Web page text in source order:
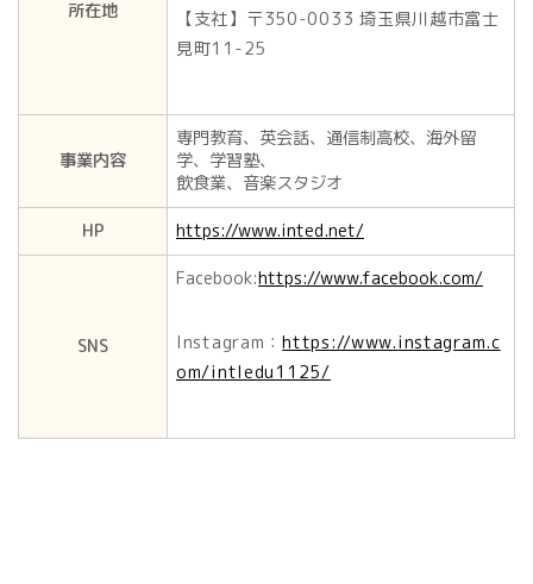
所在地
【支社】〒350-0033 埼玉県川越市富士
見町11-25
事業内容
専門教育、英会話、通信制高校、海外留
学、学習塾、
飲食業、音楽スタジオ
HP
https://www.inted.net/
SNS
Facebook:https://www.facebook.com/
Instagram：https://www.instagram.c
om/intledu1125/